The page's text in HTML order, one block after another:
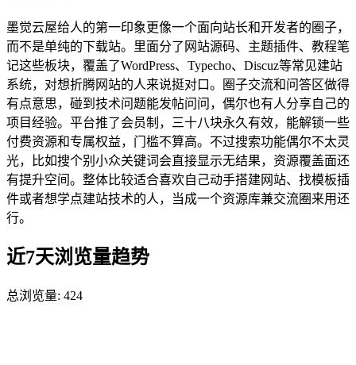
墨觉云屋给人的第一印象更像一个面向站长和开发者的圈子，
而不是单纯的下载站。里面分了网站源码、主题插件、教程笔
记这些板块，覆盖了WordPress、Typecho、Discuz等常见建站
系统，对想折腾网站的人来说挺对口。圈子交流和问答区做得
有点意思，碰到技术问题能发帖问问，偶尔也有人分享自己的
项目经验。平台推了会员制，三十八块永久有效，能解锁一些
付费资源和专属权益，门槛不算高。不过搜索功能偶尔不太灵
光，比如搜个别小众关键词会直接显示无结果，资源覆盖面还
有提升空间。整体比较适合喜欢自己动手搭建网站、找模板插
件或者想学点建站技术的人，当成一个资源库兼交流圈来用还
行。
近7天浏览量趋势
总浏览量: 424